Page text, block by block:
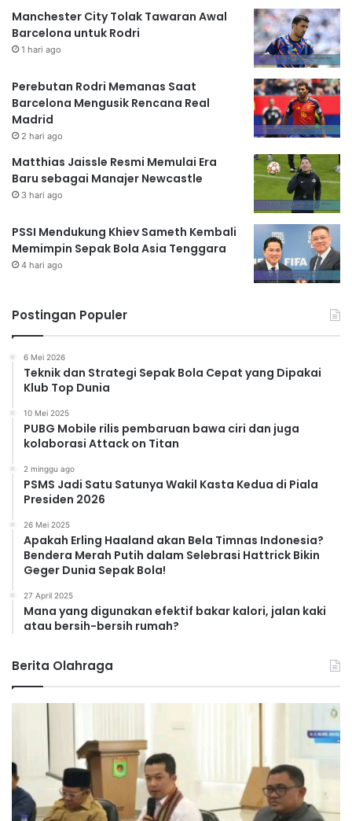
Manchester City Tolak Tawaran Awal
Barcelona untuk Rodri
1 hari ago
Perebutan Rodri Memanas Saat
Barcelona Mengusik Rencana Real
Madrid
2 hari ago
Matthias Jaissle Resmi Memulai Era
Baru sebagai Manajer Newcastle
3 hari ago
PSSI Mendukung Khiev Sameth Kembali
Memimpin Sepak Bola Asia Tenggara
4 hari ago
Postingan Populer
6 Mei 2026
Teknik dan Strategi Sepak Bola Cepat yang Dipakai
Klub Top Dunia
10 Mei 2025
PUBG Mobile rilis pembaruan bawa ciri dan juga
kolaborasi Attack on Titan
2 minggu ago
PSMS Jadi Satu Satunya Wakil Kasta Kedua di Piala
Presiden 2026
26 Mei 2025
Apakah Erling Haaland akan Bela Timnas Indonesia?
Bendera Merah Putih dalam Selebrasi Hattrick Bikin
Geger Dunia Sepak Bola!
27 April 2025
Mana yang digunakan efektif bakar kalori, jalan kaki
atau bersih-bersih rumah?
Berita Olahraga